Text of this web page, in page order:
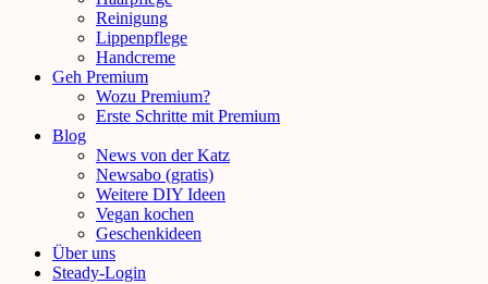
Reinigung
Lippenpflege
Handcreme
Geh Premium
Wozu Premium?
Erste Schritte mit Premium
Blog
News von der Katz
Newsabo (gratis)
Weitere DIY Ideen
Vegan kochen
Geschenkideen
Über uns
Steady-Login